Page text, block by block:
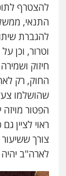
להצטרף
התנאי,
להגברת
וטרור, וכן
חיזוק
החוק, רק
שהושלמו
הפטור
ראוי לציין
צורך
לארה"ב